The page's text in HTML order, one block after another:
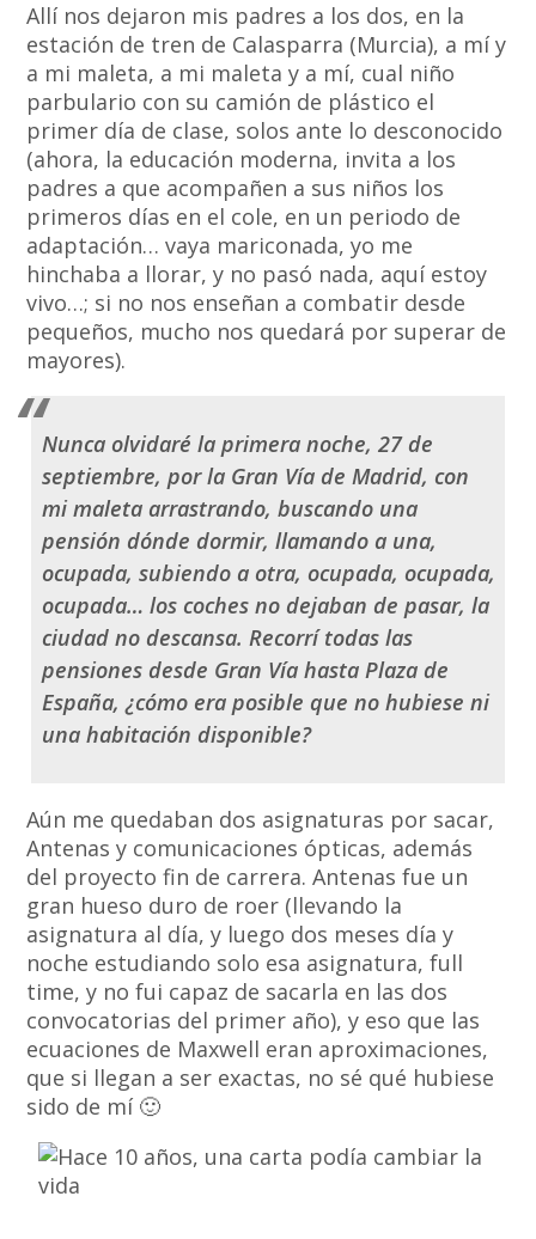
Allí nos dejaron mis padres a los dos, en la
estación de tren de Calasparra (Murcia), a mí y
a mi maleta, a mi maleta y a mí, cual niño
parbulario con su camión de plástico el
primer día de clase, solos ante lo desconocido
(ahora, la educación moderna, invita a los
padres a que acompañen a sus niños los
primeros días en el cole, en un periodo de
adaptación… vaya mariconada, yo me
hinchaba a llorar, y no pasó nada, aquí estoy
vivo…; si no nos enseñan a combatir desde
pequeños, mucho nos quedará por superar de
mayores).
Nunca olvidaré la primera noche, 27 de
septiembre, por la Gran Vía de Madrid, con
mi maleta arrastrando, buscando una
pensión dónde dormir, llamando a una,
ocupada, subiendo a otra, ocupada, ocupada,
ocupada… los coches no dejaban de pasar, la
ciudad no descansa. Recorrí todas las
pensiones desde Gran Vía hasta Plaza de
España, ¿cómo era posible que no hubiese ni
una habitación disponible?
Aún me quedaban dos asignaturas por sacar,
Antenas y comunicaciones ópticas, además
del proyecto fin de carrera. Antenas fue un
gran hueso duro de roer (llevando la
asignatura al día, y luego dos meses día y
noche estudiando solo esa asignatura, full
time, y no fui capaz de sacarla en las dos
convocatorias del primer año), y eso que las
ecuaciones de Maxwell eran aproximaciones,
que si llegan a ser exactas, no sé qué hubiese
sido de mí 🙂